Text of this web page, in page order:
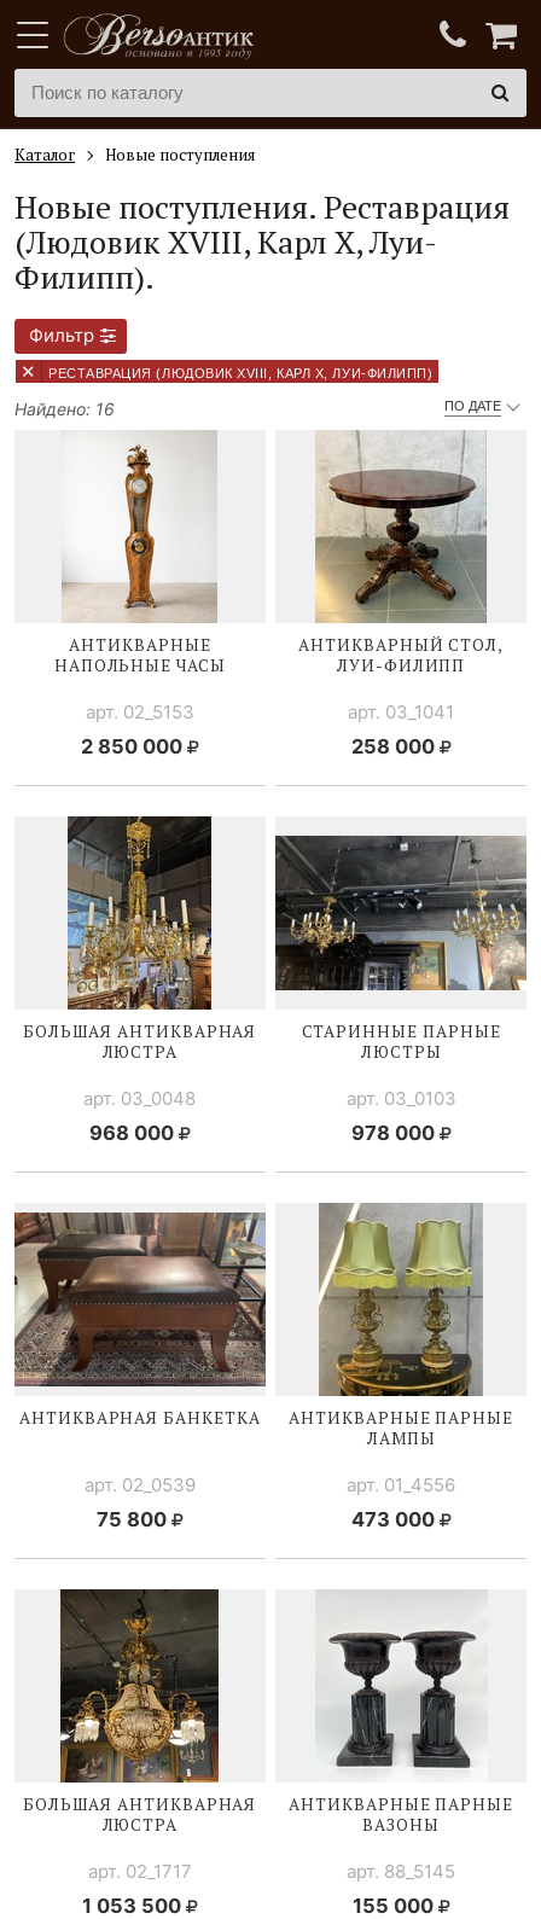
Каталог Новые поступления
Новые поступления. Реставрация
(Людовик XVIII, Карл Х, Луи-
Филипп).
Фильтр
× РЕСТАВРАЦИЯ (ЛЮДОВИК XVIII, КАРЛ Х, ЛУИ-ФИЛИПП)
ПО ДАТЕ
Найдено: 16
АНТИКВАРНЫЕ
НАПОЛЬНЫЕ ЧАСЫ
арт. 02_5153
2 850 000
АНТИКВАРНЫЙ СТОЛ,
ЛУИ-ФИЛИПП
арт. 03_1041
258 000
БОЛЬШАЯ АНТИКВАРНАЯ
ЛЮСТРА
арт. 03_0048
968 000
СТАРИННЫЕ ПАРНЫЕ
ЛЮСТРЫ
арт. 03_0103
978 000
АНТИКВАРНАЯ БАНКЕТКА
арт. 02_0539
75 800
АНТИКВАРНЫЕ ПАРНЫЕ
ЛАМПЫ
арт. 01_4556
473 000
БОЛЬШАЯ АНТИКВАРНАЯ
ЛЮСТРА
арт. 02_1717
1 053 500
АНТИКВАРНЫЕ ПАРНЫЕ
ВАЗОНЫ
арт. 88_5145
155 000